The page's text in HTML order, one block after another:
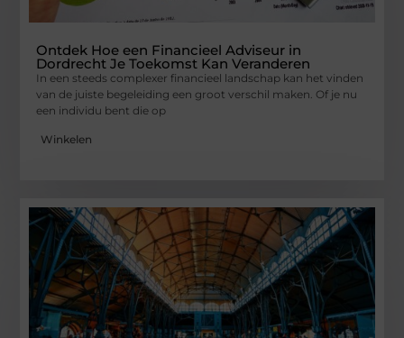
Ontdek Hoe een Financieel Adviseur in
Dordrecht Je Toekomst Kan Veranderen
In een steeds complexer financieel landschap kan het vinden
van de juiste begeleiding een groot verschil maken. Of je nu
een individu bent die op
Winkelen